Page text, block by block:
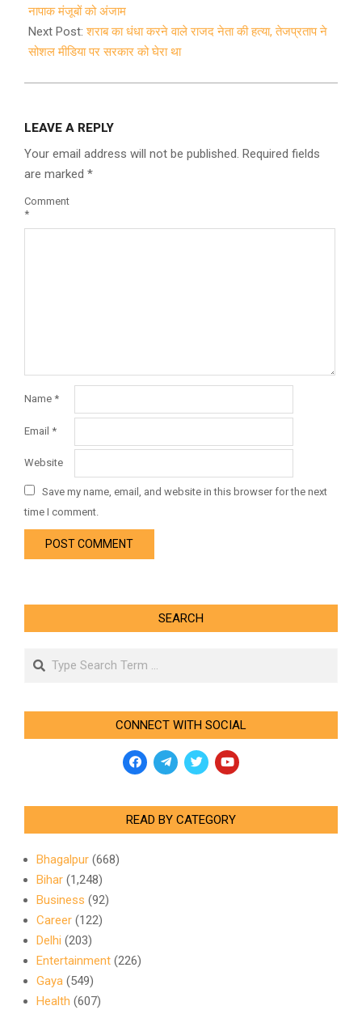
04
नापाक मंजूबों को अंजाम
Next Post:शराब का धंधा करने वाले राजद नेता की हत्या, तेजप्रताप ने
सोशल मीडिया पर सरकार को घेरा था
LEAVE A REPLY
Your email address will not be published. Required fields
are marked *
Comment
*
Name *
Email *
Website
Save my name, email, and website in this browser for the next
time I comment.
SEARCH
Search
CONNECT WITH SOCIAL
READ BY CATEGORY
Bhagalpur (668)
Bihar (1,248)
Business (92)
Career (122)
Delhi (203)
Entertainment (226)
Gaya (549)
Health (607)